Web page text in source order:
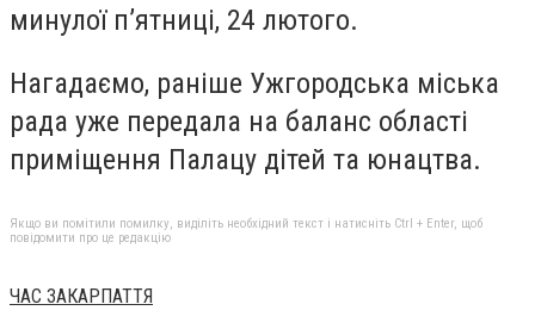
минулої п’ятниці, 24 лютого.
Нагадаємо, раніше Ужгородська міська
рада уже передала на баланс області
приміщення Палацу дітей та юнацтва.
Якщо ви помітили помилку, виділіть необхідний текст і натисніть Ctrl + Enter, щоб
повідомити про це редакцію
ЧАС ЗАКАРПАТТЯ